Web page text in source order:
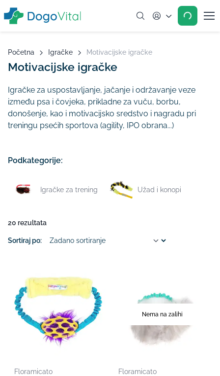
Account
Početna Igračke Motivacijske igračke
Motivacijske igračke
Igračke za uspostavljanje, jačanje i održavanje veze
između psa i čovjeka, prikladne za vuču, borbu,
donošenje, kao i motivacijsko sredstvo i nagradu pri
treningu psećih sportova (agility, IPO obrana...)
Podkategorije:
Igračke za trening Užad i konopi
20 rezultata
Sortiraj po:
Floramicato
Nema na zalihi
Floramicato